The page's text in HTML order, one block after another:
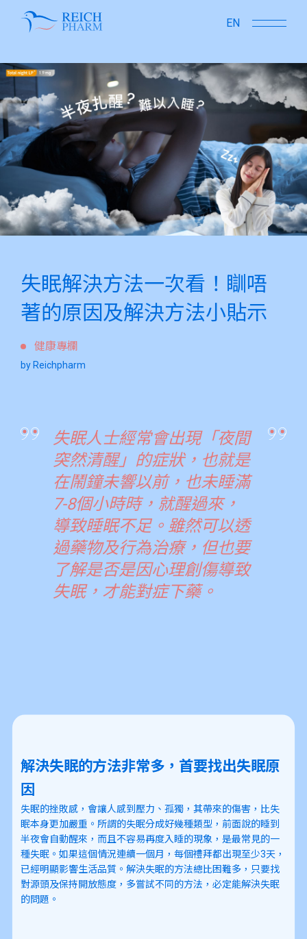
EN
失眠解決方法一次看！瞓唔
著的原因及解決方法小貼示
健康專欄
by Reichpharm
失眠人士經常會出現「夜間
突然清醒」的症狀，也就是
在鬧鐘未響以前，也未睡滿
7-8個小時時，就醒過來，
導致睡眠不足。雖然可以透
過藥物及行為治療，但也要
了解是否是因心理創傷導致
失眠，才能對症下藥。
解決失眠的方法非常多，首要找出失眠原
因
失眠的挫敗感，會讓人感到壓力、孤獨，其帶來的傷害，比失
眠本身更加嚴重。所謂的失眠分成好幾種類型，前面說的睡到
半夜會自動醒來，而且不容易再度入睡的現象，是最常見的一
種失眠。如果這個情況連續一個月，每個禮拜都出現至少3天，
已經明顯影響生活品質。解決失眠的方法總比困難多，只要找
對源頭及保持開放態度，多嘗試不同的方法，必定能解決失眠
的問題。
close